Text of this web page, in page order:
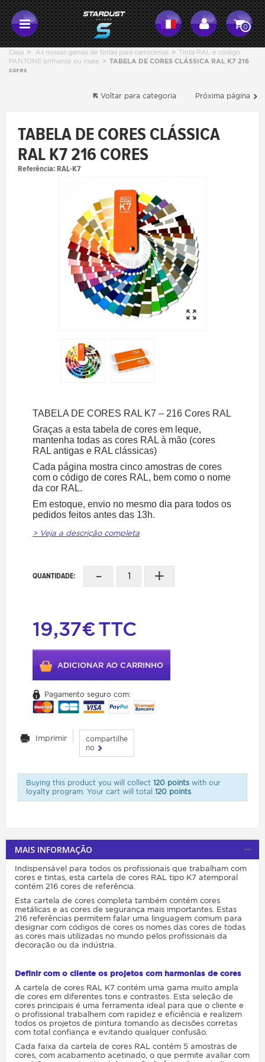
0
Casa > As nossas gamas de tintas para carrocerias > Tinta RAL e código
PANTONE brilhante ou mate > TABELA DE CORES CLÁSSICA RAL K7 216
cores
Próxima página
Voltar para categoria
TABELA DE CORES CLÁSSICA
RAL K7 216 CORES
Referência:RAL-K7
TABELA DE CORES RAL K7 – 216 Cores RAL
Graças a esta tabela de cores em leque,
mantenha todas as cores RAL à mão (cores
RAL antigas e RAL clássicas)
Cada página mostra cinco amostras de cores
com o código de cores RAL, bem como o nome
da cor RAL.
Em estoque, envio no mesmo dia para todos os
pedidos feitos antes das 13h.
> Veja a descrição completa
QUANTIDADE: - +
19,37€TTC
ADICIONAR AO CARRINHO
Pagamento seguro com:
Imprimir
compartilhe
no
Buying this product you will collect 120 pointswith our
loyalty program. Your cart will total 120 points.
MAIS INFORMAÇÃO
Indispensável para todos os profissionais que trabalham com
cores e tintas, esta cartela de cores RAL tipo K7 atemporal
contém 216 cores de referência.
Esta cartela de cores completa também contém cores
metálicas e as cores de segurança mais importantes. Estas
216 referências permitem falar uma linguagem comum para
designar com códigos de cores os nomes das cores de todas
as cores mais utilizadas no mundo pelos profissionais da
decoração ou da indústria.
Definir com o cliente os projetos com harmonias de cores
A cartela de cores RAL K7 contém uma gama muito ampla
de cores em diferentes tons e contrastes. Esta seleção de
cores principais é uma ferramenta ideal para que o cliente e
o profissional trabalhem com rapidez e eficiência e realizem
todos os projetos de pintura tomando as decisões corretas
com total confiança e evitando qualquer confusão.
Cada faixa da cartela de cores RAL contém 5 amostras de
cores, com acabamento acetinado, o que permite avaliar com